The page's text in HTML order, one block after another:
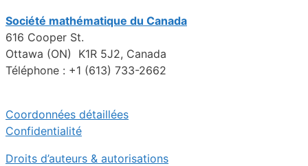
Société mathématique du Canada
616 Cooper St.
Ottawa (ON) K1R 5J2, Canada
Téléphone : +1 (613) 733-2662
Coordonnées détaillées
Confidentialité
Droits d’auteurs & autorisations